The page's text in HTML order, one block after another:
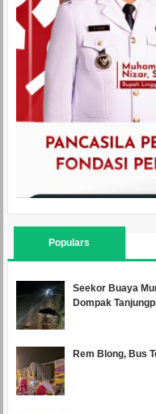
Populars
Seekor Buaya
Dompak
Rem Blong, Bus